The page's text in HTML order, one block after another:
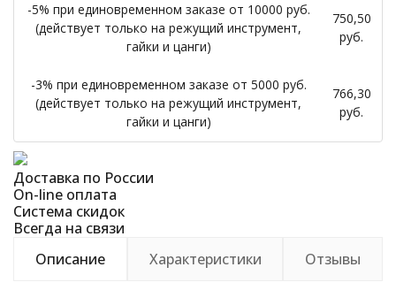
-5% при единовременном заказе от 10000 руб.
(действует только на режущий инструмент,
гайки и цанги)
750,50
руб.
-3% при единовременном заказе от 5000 руб.
(действует только на режущий инструмент,
гайки и цанги)
766,30
руб.
Доставка по России
On-line оплата
Система скидок
Всегда на связи
Описание
Характеристики Отзывы